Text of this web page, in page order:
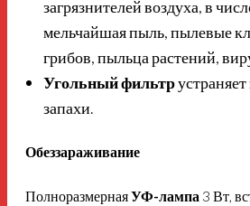
загрязнителей воздуха, в
мельчайшая пыль, пылевые
грибов, пыльца растений,
Угольный фильтр
запахи.
Обеззараживание
ПолноразмернаяУФ-лампа 3 Вт,